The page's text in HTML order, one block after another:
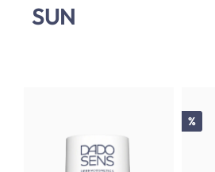
SUN
Rabatt
%